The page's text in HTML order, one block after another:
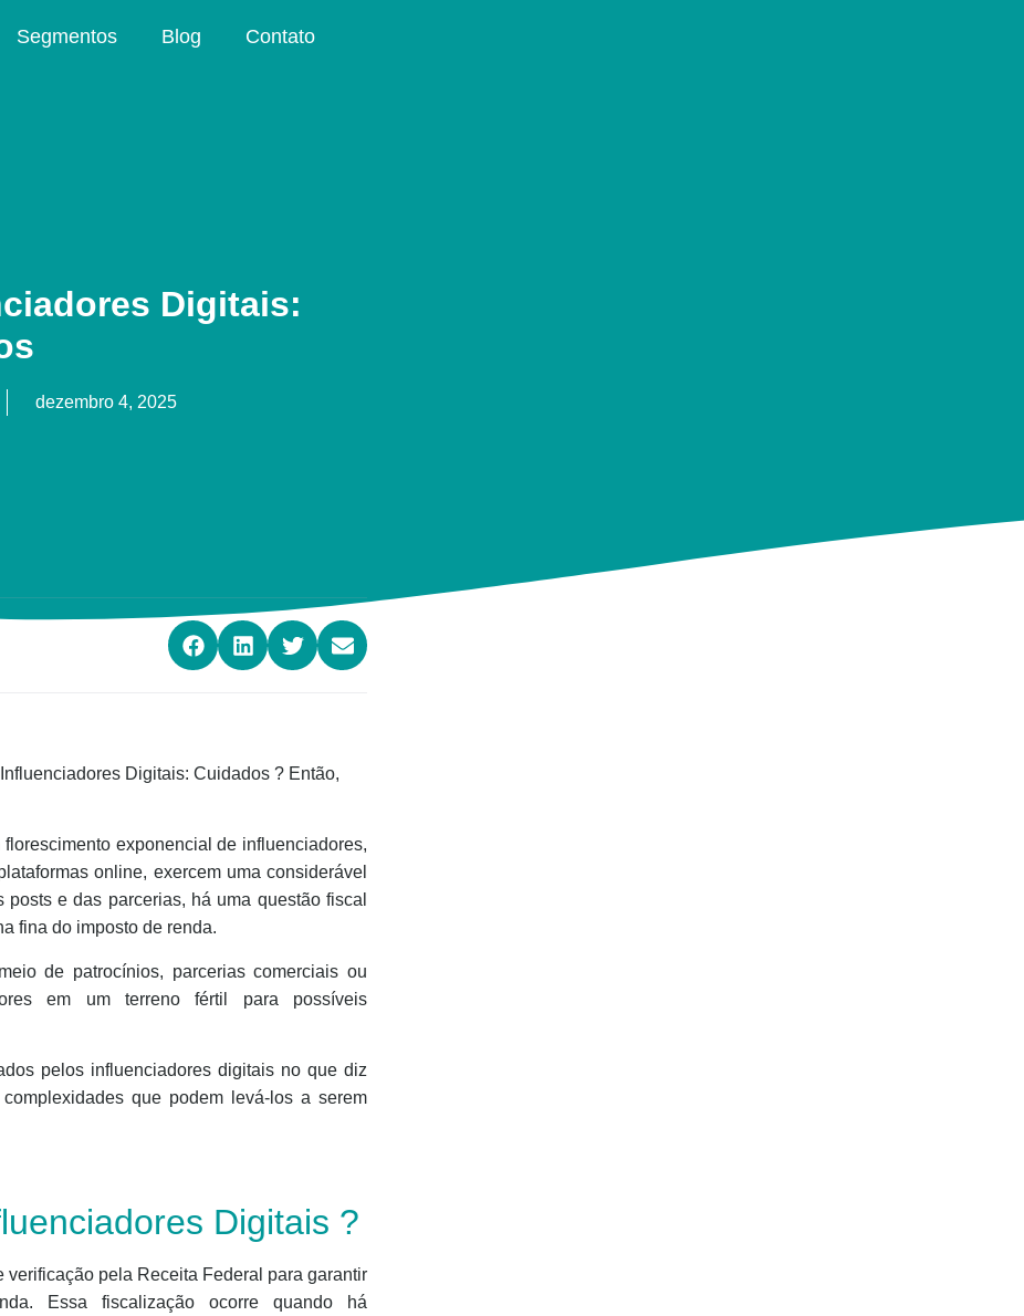
Segmentos Blog Contato
Digitais:
dezembro 4, 2025
Digitais: Cuidados ? Então,
exponencial de influenciadores,
online, exercem uma considerável
e das parcerias, há uma questão fiscal
fina do imposto de renda.
de patrocínios, parcerias comerciais ou
em um terreno fértil para possíveis
pelos influenciadores digitais no que diz
que podem levá-los a serem
Digitais ?
pela Receita Federal para garantir
Essa fiscalização ocorre quando há